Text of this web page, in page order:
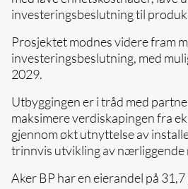
investeringsbeslutning til
Prosjektet modnes videre fram
investeringsbeslutning, med
2029.
Utbyggingen er i tråd med
maksimere verdiskapingen fra
gjennom økt utnyttelse av
trinnvis utvikling av nærliggende
Aker BP har en eierandel på